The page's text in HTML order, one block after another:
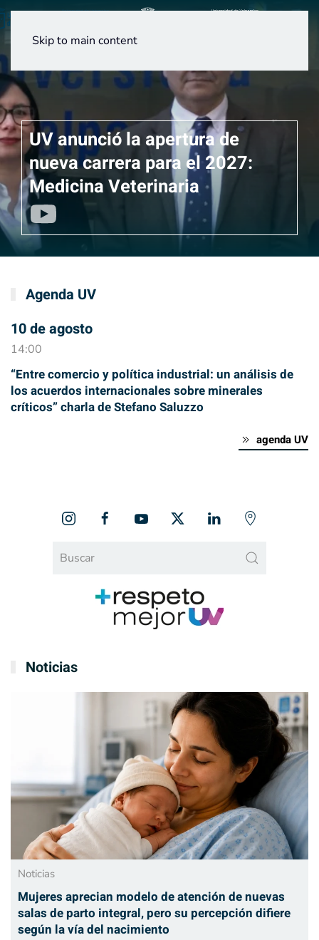
Skip to main content
UV anunció la apertura de
nueva carrera para el 2027:
Medicina Veterinaria
Agenda UV
10 de agosto
14:00
“Entre comercio y política industrial: un análisis de
los acuerdos internacionales sobre minerales
críticos” charla de Stefano Saluzzo
agenda UV
Noticias
Noticias
Mujeres aprecian modelo de atención de nuevas
salas de parto integral, pero su percepción difiere
según la vía del nacimiento